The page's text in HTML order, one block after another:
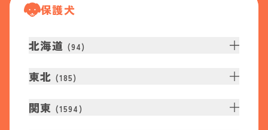
保護犬
北海道 (94)
東北 (185)
関東 (1594 )